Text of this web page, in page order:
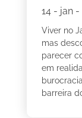
14 - jan -
Viver no
mas
parecer
em
barreira